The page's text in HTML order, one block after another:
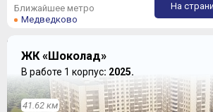
Ближайшее метро
Медведково
На
ЖК «Шоколад»
В работе 1 корпус: 2025.
41.62 км